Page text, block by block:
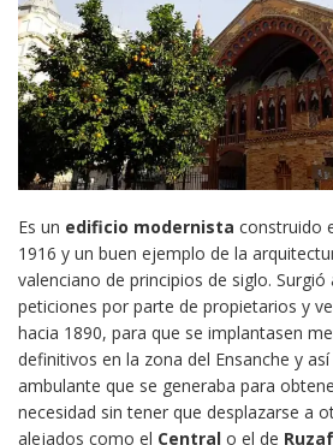
Es un edificio modernista construido
1916 y un buen ejemplo de la
valenciano de principios de siglo.
peticiones por parte de propietarios y
hacia 1890, para que se implantasen
definitivos en la zona del Ensanche y
ambulante que se generaba para
necesidad sin tener que desplazarse a
alejados como el Central o el de